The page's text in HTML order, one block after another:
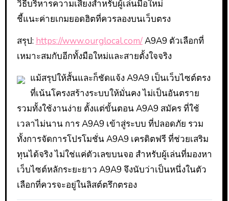
วิธีบริหารความเสี่ยงสำหรับผู้เล่นมือใหม่
ชี้แนะค่ายเกมยอดฮิตที่ควรลองบนเว็บตรง
สรุป: https://www.ourglocal.com/A9A9 ตัวเลือกที่
เหมาะสมกับอีกทั้งมือใหม่และสายตั้งใจจริง
แม้สรุปให้สั้นและก็ชัดแจ้ง A9A9 เป็นเว็บไซต์ตรง
ที่เน้นโครงสร้างระบบให้มั่นคง ไม่เป็นอันตราย
รวมทั้งใช้งานง่าย ตั้งแต่ขั้นตอน A9A9 สมัคร ที่ใช้
เวลาไม่นาน การ A9A9 เข้าสู่ระบบ ที่ปลอดภัย รวม
ทั้งการจัดการโปรโมชั่น A9A9 เครดิตฟรี ที่ช่วยเสริม
ทุนได้จริง ไม่ใช่แค่ตัวเลขบนจอ สำหรับผู้เล่นที่มองหา
เว็บไซต์หลักระยะยาว A9A9 จึงนับว่าเป็นหนึ่งในตัว
เลือกที่ควรจะอยู่ในลิสต์ตรึกตรอง